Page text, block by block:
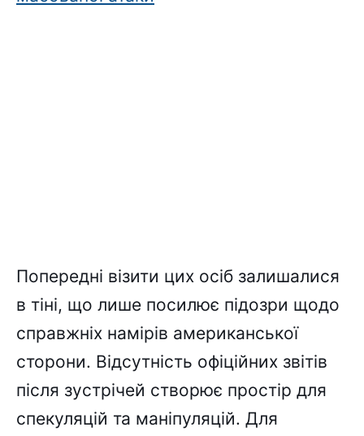
Попередні візити цих осіб залишалися
в тіні, що лише посилює підозри щодо
справжніх намірів американської
сторони. Відсутність офіційних звітів
після зустрічей створює простір для
спекуляцій та маніпуляцій. Для